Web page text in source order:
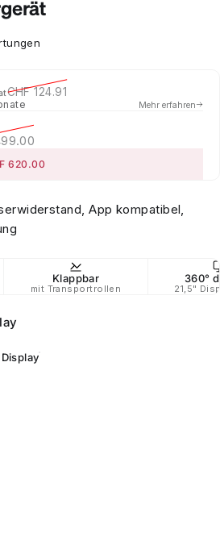
CHF 124.91
Mehr erfahren
620.00
App kompatibel,
Klappbar
mit Transportrollen
360°
21,5"